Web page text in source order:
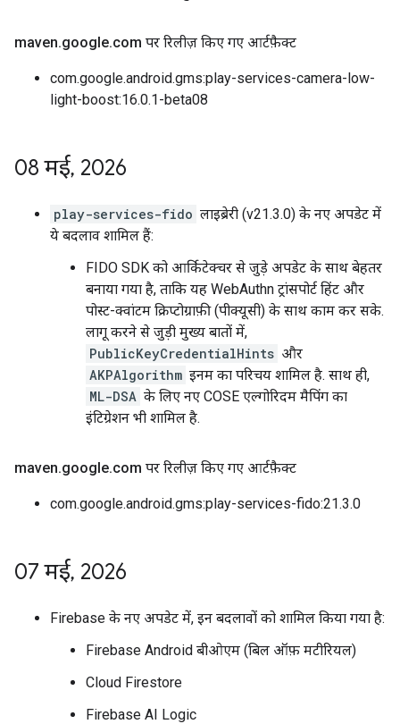
maven.google.com पर रिलीज़ किए गए आर्टफ़ैक्ट
com.google.android.gms:play-services-camera-low-
light-boost:16.0.1-beta08
08 मई, 2026
play-services-fido लाइब्रेरी (v21.3.0) के नए अपडेट में
ये बदलाव शामिल हैं:
FIDO SDK को आर्किटेक्चर से जुड़े अपडेट के साथ बेहतर
बनाया गया है, ताकि यह WebAuthn ट्रांसपोर्ट हिंट और
पोस्ट-क्वांटम क्रिप्टोग्राफ़ी (पीक्यूसी) के साथ काम कर सके.
लागू करने से जुड़ी मुख्य बातों में,
PublicKeyCredentialHints और
AKPAlgorithm इनम का परिचय शामिल है. साथ ही,
ML-DSA के लिए नए COSE एल्गोरिदम मैपिंग का
इंटिग्रेशन भी शामिल है.
maven.google.com पर रिलीज़ किए गए आर्टफ़ैक्ट
com.google.android.gms:play-services-fido:21.3.0
07 मई, 2026
Firebase के नए अपडेट में, इन बदलावों को शामिल किया गया है:
Firebase Android बीओएम (बिल ऑफ़ मटीरियल)
Cloud Firestore
Firebase AI Logic